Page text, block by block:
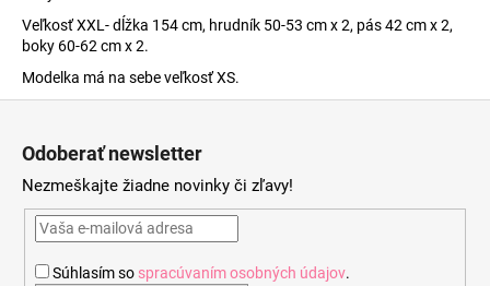
Veľkosť XXL- dĺžka 154 cm, hrudník 50-53 cm x 2, pás 42 cm x 2,
boky 60-62 cm x 2.
Modelka má na sebe veľkosť XS.
Odoberať newsletter
Nezmeškajte žiadne novinky či zľavy!
Súhlasím so spracúvaním osobných údajov.